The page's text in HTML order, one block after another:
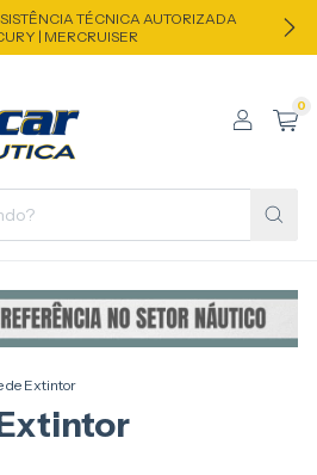
TÉCNICA AUTORIZADA
| MERCRUISER
0
de Extintor